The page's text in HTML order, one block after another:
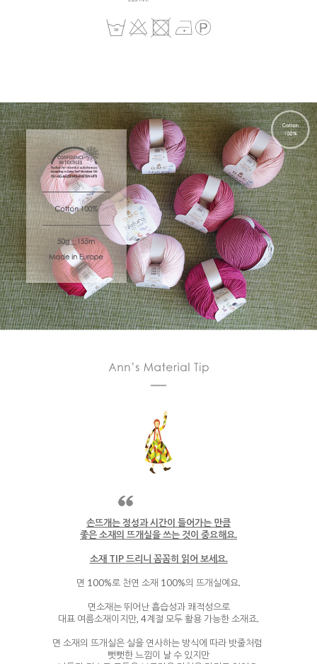
손뜨개는 정성과 시간이 들어가는 만큼
좋은 소재의 뜨개실을 쓰는 것이 중요해요.
소재 TIP 드리니 꼼꼼히 읽어 보세요.
면 100%로 천연 소재 100%의 뜨개실예요.
면소재는 뛰어난 흡습성과 쾌적성으로
대표 여름소재이지만, 4계절 모두 활용 가능한 소재죠.
면 소재의 뜨개실은 실을 연사하는 방식에 따라 밧줄처럼
뻣뻣한 느낌이 날 수 있지만